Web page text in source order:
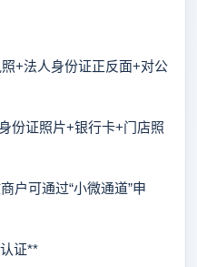
+法人身份证正反面+对公
证照片+银行卡+门店照
可通过“小微通道”申
证**